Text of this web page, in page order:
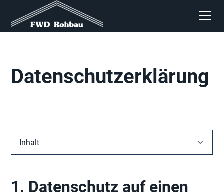
Datenschutzerklärung
Inhalt
1. Datenschutz auf einen